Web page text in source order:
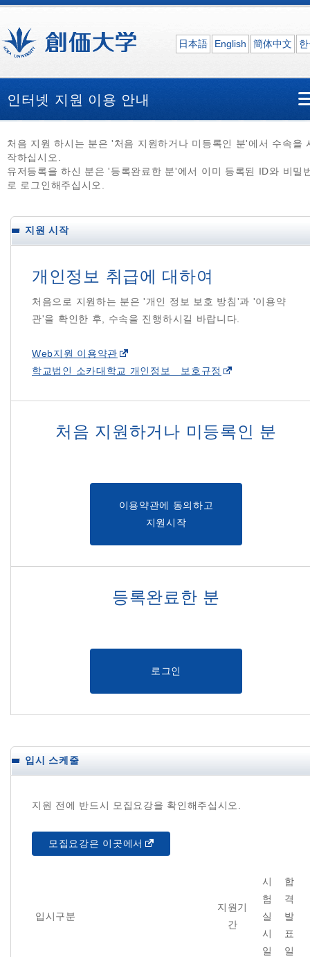
日本語 English 簡体中文
인터넷 지원 이용 안내
처음 지원 하시는 분은 '처음 지원하거나 미등록인 분'에서 수속을
작하십시오.
유저등록을 하신 분은 '등록완료한 분'에서 이미 등록된 ID와 비밀
로 로그인해주십시오.
지원 시작
개인정보 취급에 대하여
처음으로 지원하는 분은 '개인 정보 보호 방침'과 '이용약
관'을 확인한 후, 수속을 진행하시길 바랍니다.
Web지원 이용약관
학교법인 소카대학교 개인정보 보호규정
처음 지원하거나 미등록인 분
이용약관에 동의하고
지원시작
등록완료한 분
로그인
입시 스케줄
지원 전에 반드시 모집요강을 확인해주십시오.
모집요강은 이곳에서
입시구분
지원기
간
시
험
실
시
일
합
격
발
표
일